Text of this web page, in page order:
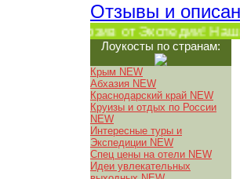
Отзывы и
Эксклюзив от Экспедии!
Лоукосты по странам:
Крым NEW
Абхазия NEW
Краснодарский край NEW
Круизы и отдых по России
NEW
Интересные туры и
Экспедиции NEW
Спец цены на отели NEW
Идеи увлекательных